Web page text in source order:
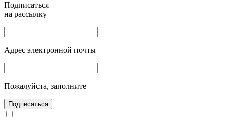
Подписаться
на рассылку
Адрес электронной почты
Пожалуйста, заполните
Подписаться